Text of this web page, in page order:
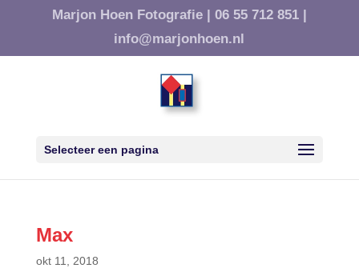
Marjon Hoen Fotografie | 06 55 712 851 |
info@marjonhoen.nl
Selecteer een pagina
Max
okt 11, 2018